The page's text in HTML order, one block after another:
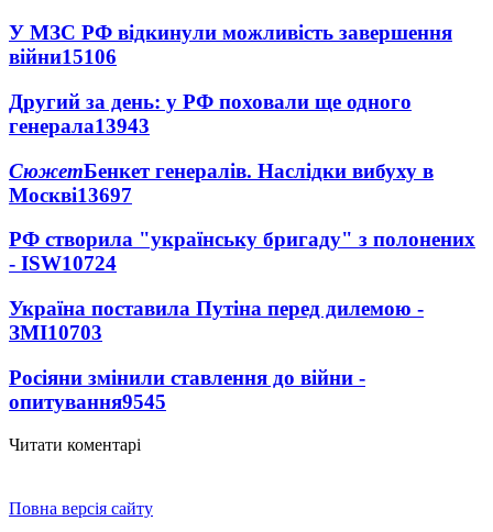
У МЗС РФ відкинули можливість завершення
війни15106
Другий за день: у РФ поховали ще одного
генерала13943
СюжетБенкет генералів. Наслідки вибуху в
Москві13697
РФ створила "українську бригаду" з полонених
- ISW10724
Україна поставила Путіна перед дилемою -
ЗМІ10703
Росіяни змінили ставлення до війни -
опитування9545
Читати коментарі
Повна версія сайту